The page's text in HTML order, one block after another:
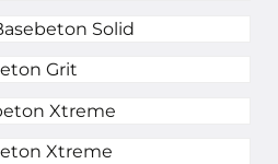
Solid
Grit
Xtreme
Xtreme